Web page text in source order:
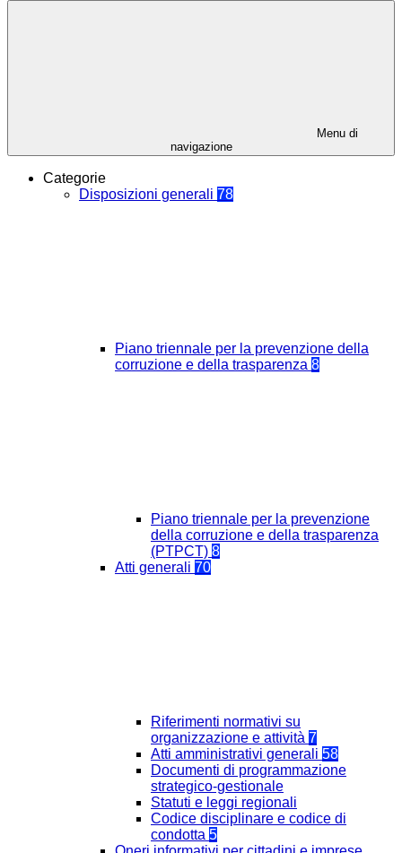
Menu di
navigazione
Categorie
Disposizioni generali 78
Piano triennale per la prevenzione della
corruzione e della trasparenza 8
Piano triennale per la prevenzione
della corruzione e della trasparenza
(PTPCT) 8
Atti generali 70
Riferimenti normativi su
organizzazione e attività 7
Atti amministrativi generali 58
Documenti di programmazione
strategico-gestionale
Statuti e leggi regionali
Codice disciplinare e codice di
condotta 5